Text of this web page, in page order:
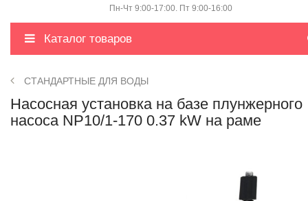
Пн-Чт 9:00-17:00. Пт 9:00-16:00
Каталог товаров
СТАНДАРТНЫЕ ДЛЯ ВОДЫ
Насосная установка на базе плунжерного
насоса NP10/1-170 0.37 kW на раме